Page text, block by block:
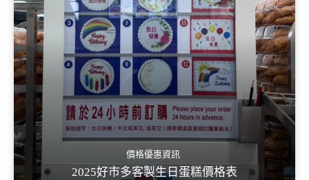
價格優惠資訊
2025好市多客製生日蛋糕價格表